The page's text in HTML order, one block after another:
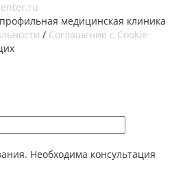
медицинская клиника
/ Соглашение с Cookie
Необходима консультация